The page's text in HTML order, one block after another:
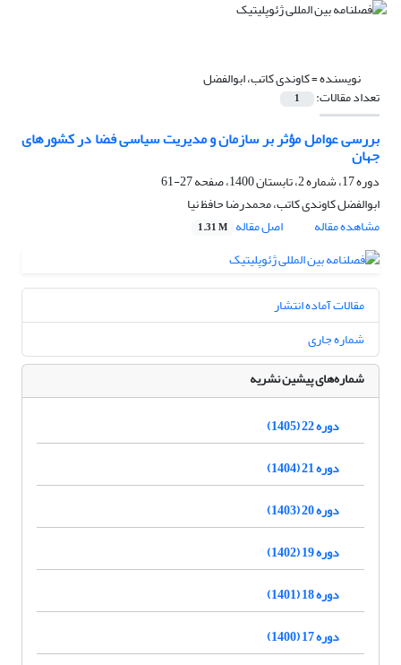
نویسنده =کاوندی کاتب، ابوالفضل
تعداد مقالات: 1
بررسی عوامل مؤثر بر سازمان و مدیریت سیاسی فضا در کشورهای
جهان
دوره 17، شماره 2، تابستان 1400، صفحه
27-61
ابوالفضل کاوندی کاتب، محمدرضا حافظ نیا
مشاهده مقاله
اصل مقاله 1.31 M
مقالات آماده انتشار
شماره جاری
شماره‌های پیشین نشریه
دوره 22 (1405)
دوره 21 (1404)
دوره 20 (1403)
دوره 19 (1402)
دوره 18 (1401)
دوره 17 (1400)